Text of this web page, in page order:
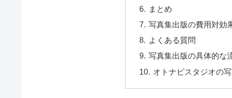
まとめ
写真集出版の費用対効
よくある質問
写真集出版の具体的な
オトナビスタジオの